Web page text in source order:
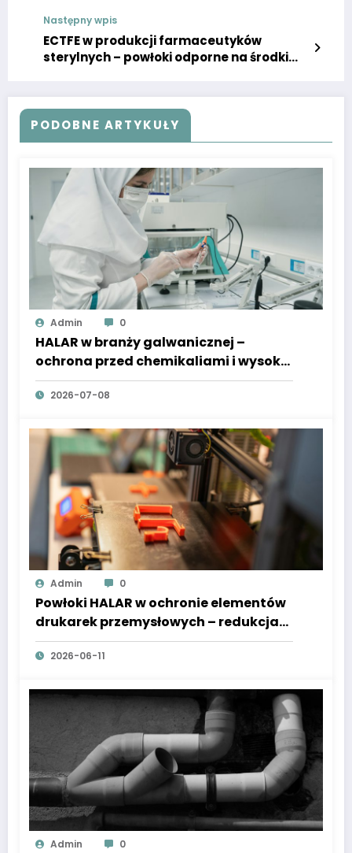
Następny wpis
ECTFE w produkcji farmaceutyków
sterylnych – powłoki odporne na środki
PODOBNE ARTYKUŁY
Admin 0
HALAR w branży galwanicznej –
ochrona przed chemikaliami i wysoką
temperaturą
2026-07-08
Admin 0
Powłoki HALAR w ochronie elementów
drukarek przemysłowych – redukcja
zużycia i awarii
2026-06-11
Admin 0